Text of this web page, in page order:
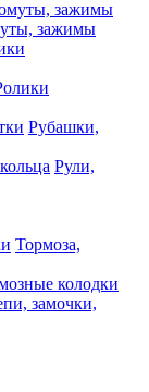
зажимы
Рубашки,
Рули,
Тормоза,
колодки
замочки,